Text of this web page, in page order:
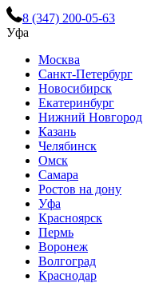
8 (347) 200-05-63
Уфа
Москва
Санкт-Петербург
Новосибирск
Екатеринбург
Нижний Новгород
Казань
Челябинск
Омск
Самара
Ростов на дону
Уфа
Красноярск
Пермь
Воронеж
Волгоград
Краснодар